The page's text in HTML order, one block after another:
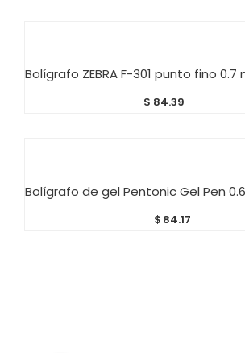
Bolígrafo ZEBRA F-301 punto fino 0.7
$ 84.39
Bolígrafo de gel Pentonic Gel Pen 0.6,
$ 84.17